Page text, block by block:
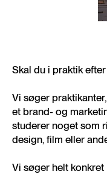
Skal du i praktik
Vi søger
et brand- og
studerer noget som
design, film eller
Vi søger helt